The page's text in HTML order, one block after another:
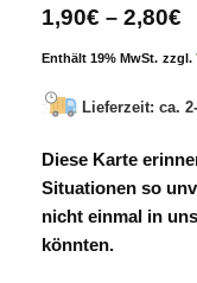
1,90€ – 2,80€
Enthält 19% MwSt. zzgl.
Lieferzeit: ca.
Diese Karte
Situationen so
nicht einmal in
könnten.